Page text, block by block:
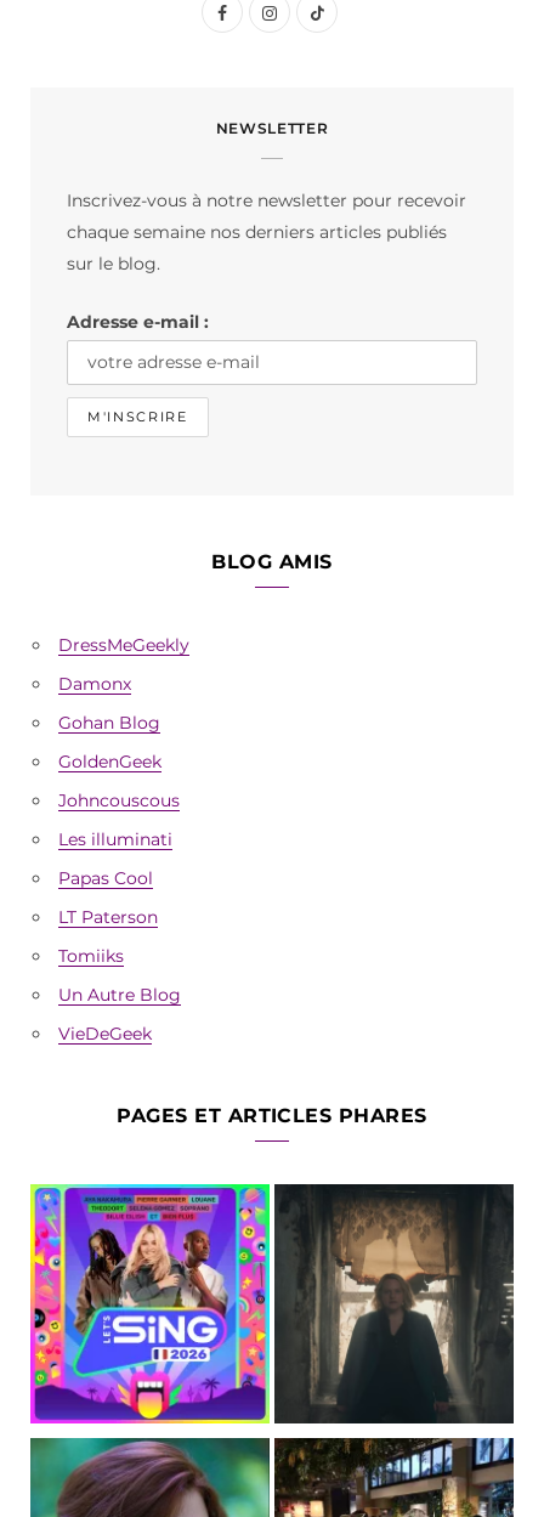
F
e
I
t
m
T
T
NEWSLETTER
Inscrivez-vous à notre newsletter pour recevoir
chaque semaine nos derniers articles publiés
sur le blog.
Adresse e-mail :
BLOG AMIS
DressMeGeekly
Damonx
Gohan Blog
GoldenGeek
Johncouscous
Les illuminati
Papas Cool
LT Paterson
Tomiiks
Un Autre Blog
VieDeGeek
PAGES ET ARTICLES PHARES